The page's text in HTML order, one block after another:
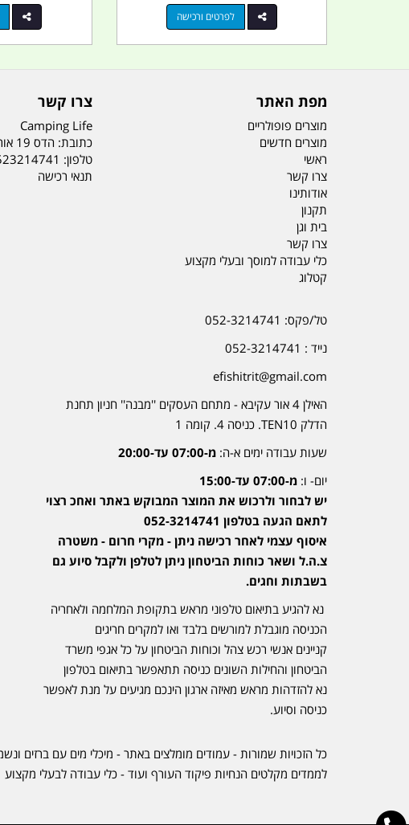
לפרטים ורכישה
מפת האתר
מוצרים פופולריים
מוצרים חדשים
ראשי
צרו קשר
אודותינו
תקנון
בית וגן
צרו קשר
כלי עבודה למוסך ובעלי מקצוע
קטלוג
צרו קשר
Camping Life
כתובת: הדס 19 אור עקיבא
טלפון:
תנאי רכישה
טל/פקס: 052-3214741
נייד : 052-3214741
efishitrit@gmail.com
האילן 4 אור עקיבא - מתחם העסקים ''מבנה'' חניון תחנת
הדלק TEN10. כניסה 4. קומה 1
שעות עבודה ימים א-ה: מ-07:00 עד-20:00
יום- ו: מ-07:00 עד-15:00
יש לבחור ולרכוש את המוצר המבוקש באתר ואחכ רצוי
לתאם הגעה בטלפון 052-3214741
איסוף עצמי לאחר רכישה ניתן - מקרי חרום - משטרה
צ.ה.ל ושאר כוחות הביטחון ניתן לטלפן ולקבל סיוע גם
בשבתות וחגים.
נא להגיע בתיאום טלפוני מראש בתקופת המלחמה ולאחריה
הכניסה מוגבלת למורשים בלבד ואו למקרים חריגים
קניינים אנשי רכש צהל וכוחות הביטחון על כל אגפי משרד
הביטחון והחילות השונים כניסה תתאפשר בתיאום בטלפון
נא להזדהות מראש מאיזה ארגון הינכם מגיעים על מנת לאפשר
כניסה וסיוע.
כל הזכויות שמורות - עמודים מומלצים באתר - מיכלי מים עם ברזים
לממדים מקלטים הנחיות פיקוד העורף ועוד - כלי עבודה לבעלי מקצוע